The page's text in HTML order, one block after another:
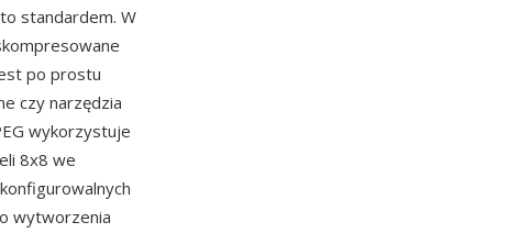
standardem. W
po prostu
czy narzędzia
wykorzystuje
8x8 we
wytworzenia